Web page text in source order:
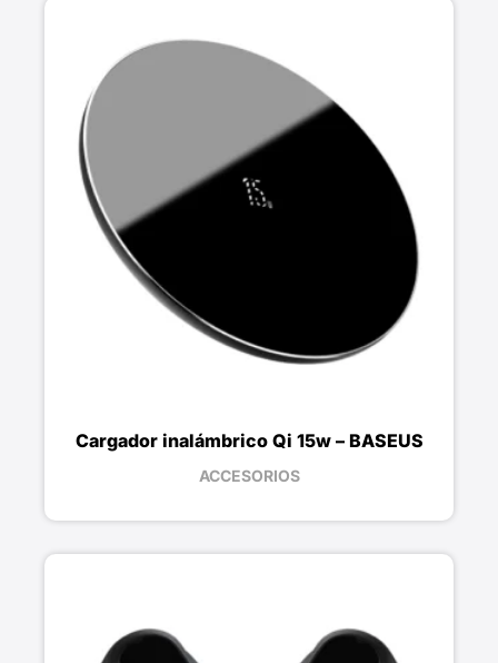
ACCESORIOS
Cargador inalámbrico Qi 15w – BASEUS